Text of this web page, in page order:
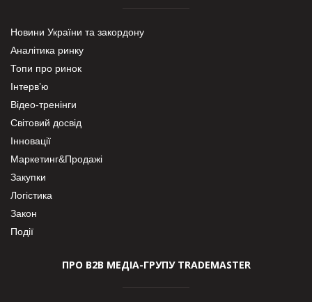
Новини України та закордону
Аналітика ринку
Топи про ринок
Інтерв’ю
Відео-тренінги
Світовий досвід
Інновації
Маркетинг&Продажі
Закупки
Логістика
Закон
Події
ПРО В2В МЕДІА-ГРУПУ TRADEMASTER